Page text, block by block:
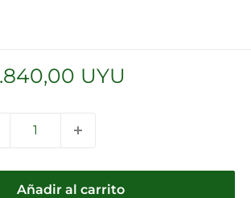
UYU
Añadir al carrito